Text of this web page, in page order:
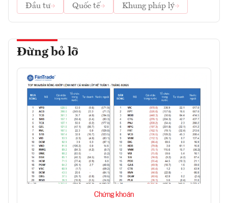
Đầu tư
Quốc tế Khung pháp lý
Đừng bỏ lỡ
Chứng khoán